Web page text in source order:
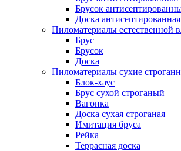
Брусок
Доска антисептированная
Пиломатериалы естественной
Брус
Брусок
Доска
Пиломатериалы сухие
Блок-хаус
Брус сухой строганый
Вагонка
Доска сухая строганая
Имитация бруса
Рейка
Террасная доска